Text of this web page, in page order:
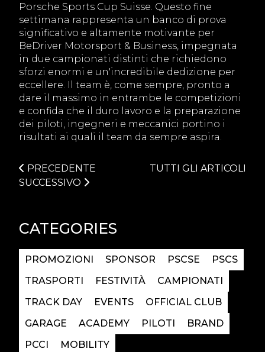
Porsche Sports Cup Suisse. Questo fine
settimana rappresenta un banco di prova
significativo e altamente motivante per
BeDriver Motorsport & Business, impegnata
in due campionati distinti che richiedono
sforzi enormi e un'incredibile dedizione per
eccellere. Il team è, come sempre, pronto a
dare il massimo in entrambe le competizioni
e confida che il duro lavoro e la preparazione
dei piloti, ingegneri e meccanici portino i
risultati ai quali il team da sempre aspira.
PRECEDENTE
TUTTI GLI ARTICOLI
SUCCESSIVO
CATEGORIES
PROMOZIONI SPONSOR PSCSE
PSCS
TRASPORTI
FESTIVITÀ
CAMPIONATI
TRACK DAY
EVENTS
OFFICIAL CLUB
GARAGE
ACADEMY PILOTI
BRAND
PCCI
MOBILITY